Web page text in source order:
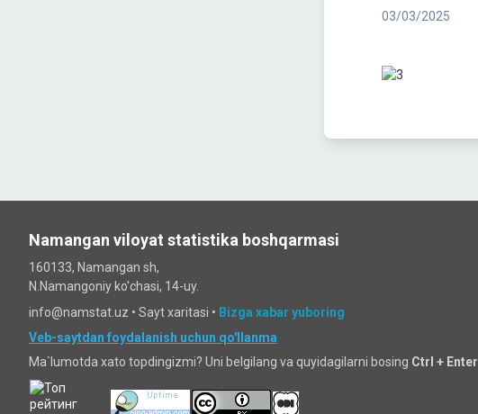
03/03/2025
Namangan viloyat statistika boshqarmasi
160133, Namangan sh,
N.Namangoniy ko'chasi, 14-uy.
info@namstat.uz • Sayt xaritasi • Bizga xabar yuboring
Veb-saytdan foydalanish uchun qo'llanma
Ma`lumotda xato topdingizmi? Uni belgilang va quyidagilarni bosing Ctrl + Enter